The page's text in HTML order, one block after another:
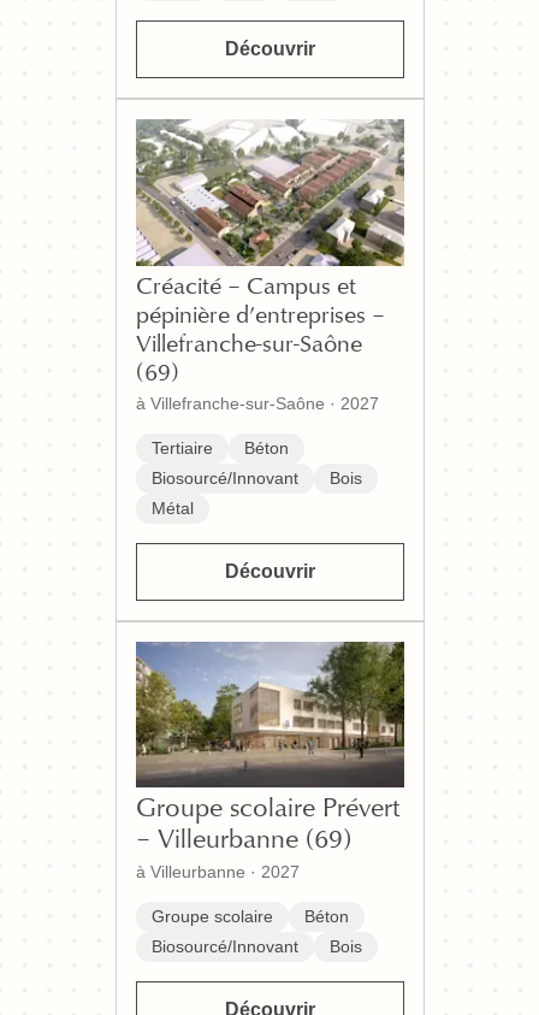
Découvrir
Créacité – Campus et
pépinière d’entreprises –
Villefranche-sur-Saône
(69)
à Villefranche-sur-Saône · 2027
Tertiaire
Béton
Biosourcé/Innovant
Bois
Métal
Découvrir
Groupe scolaire Prévert
– Villeurbanne (69)
à Villeurbanne · 2027
Groupe scolaire
Béton
Biosourcé/Innovant
Bois
Découvrir